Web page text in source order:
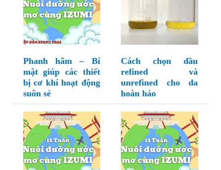
Phanh hãm – Bí
mật giúp các thiết
bị cơ khí hoạt động
suôn sẻ
Cách chọn dầu
refined và
unrefined cho da
hoàn hảo